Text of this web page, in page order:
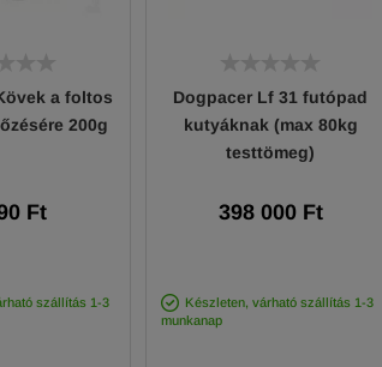
a foltos
200g
Ft
szállítás 1-3
Dogpacer Lf 31 futópad
kutyáknak (max 80kg
testtömeg)
398 000 Ft
Készleten, várható szállítás 1-3
munkanap